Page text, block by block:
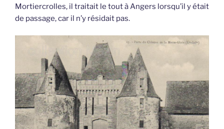
Mortiercrolles, il traitait le tout à Angers lorsqu’il y était
de passage, car il n’y résidait pas.